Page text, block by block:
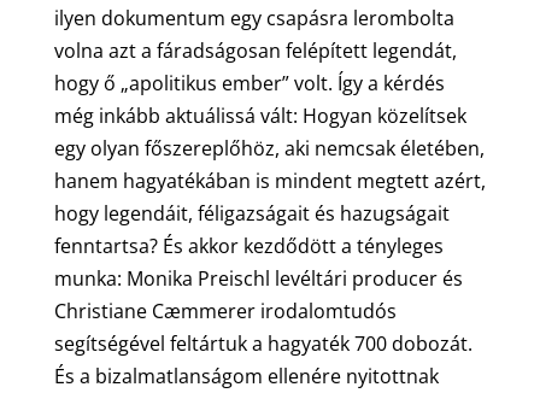
ilyen dokumentum egy csapásra lerombolta
volna azt a fáradságosan felépített legendát,
hogy ő „apolitikus ember” volt. Így a kérdés
még inkább aktuálissá vált: Hogyan közelítsek
egy olyan főszereplőhöz, aki nemcsak életében,
hanem hagyatékában is mindent megtett azért,
hogy legendáit, féligazságait és hazugságait
fenntartsa? És akkor kezdődött a tényleges
munka: Monika Preischl levéltári producer és
Christiane Cæmmerer irodalomtudós
segítségével feltártuk a hagyaték 700 dobozát.
És a bizalmatlanságom ellenére nyitottnak